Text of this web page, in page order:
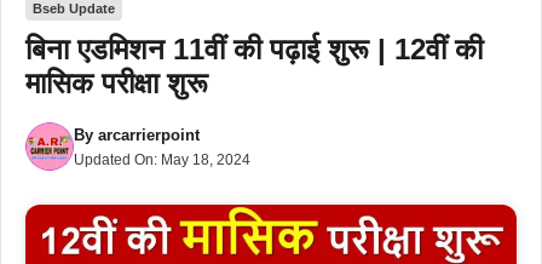
Bseb Update
बिना एडमिशन 11वीं की पढ़ाई शुरू | 12वीं की
मासिक परीक्षा शुरू
By arcarrierpoint
Updated On: May 18, 2024